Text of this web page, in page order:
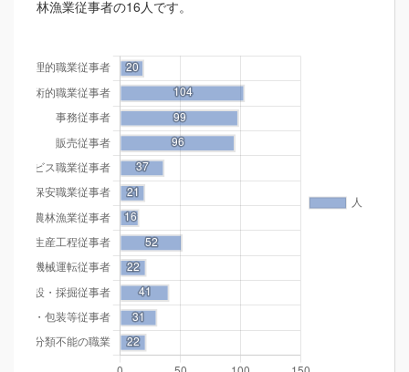
林漁業従事者の16人です。